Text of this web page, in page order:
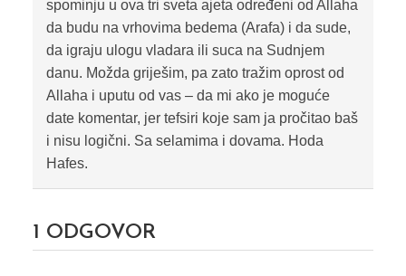
spominju u ova tri sveta ajeta određeni od Allaha
da budu na vrhovima bedema (Arafa) i da sude,
da igraju ulogu vladara ili suca na Sudnjem
danu. Možda griješim, pa zato tražim oprost od
Allaha i uputu od vas – da mi ako je moguće
date komentar, jer tefsiri koje sam ja pročitao baš
i nisu logični. Sa selamima i dovama. Hoda
Hafes.
1 ODGOVOR